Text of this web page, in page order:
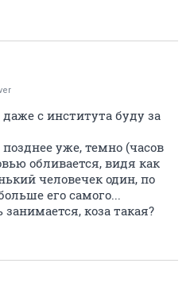
с института буду за
уже, темно (часов
обливается, видя как
человечек один, по
его самого...
коза такая?